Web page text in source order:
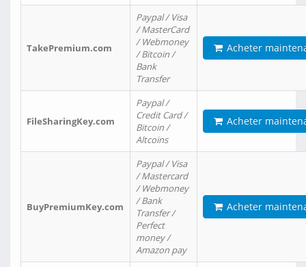
TakePremium.com
Paypal / Visa
/ MasterCard
/ Webmoney
/ Bitcoin /
Bank
Transfer
Acheter
FileSharingKey.com
Paypal /
Credit Card /
Bitcoin /
Altcoins
Acheter
BuyPremiumKey.com
Paypal / Visa
/ Mastercard
/ Webmoney
/ Bank
Transfer /
Perfect
money /
Amazon pay
Acheter